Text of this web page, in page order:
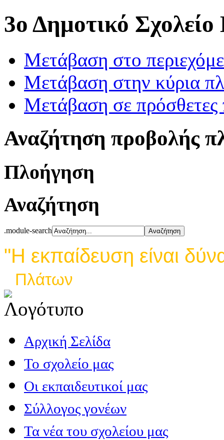
3ο Δημοτικό
Μετάβαση στο
Μετάβαση στην κύρια
Μετάβαση σε πρόσθετες
Αναζήτηση προβολής
Πλοήγηση
Αναζήτηση
.module-search
"Η εκπαίδευση είναι
Πλάτων
Αρχική Σελίδα
Το σχολείο μας
Οι εκπαιδευτικοί μας
Σύλλογος γονέων
Τα νέα του σχολείου μας